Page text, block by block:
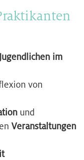
im
von
und
Veranstaltungen